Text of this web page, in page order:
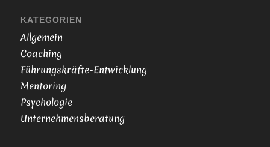
KATEGORIEN
Allgemein
Coaching
Führungskräfte-Entwicklung
Mentoring
Psychologie
Unternehmensberatung